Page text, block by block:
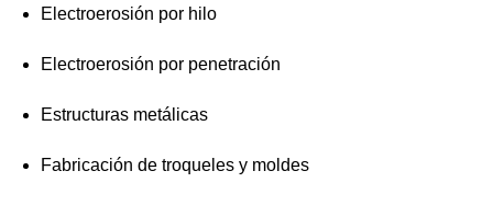
Electroerosión por hilo
Electroerosión por penetración
Estructuras metálicas
Fabricación de troqueles y moldes